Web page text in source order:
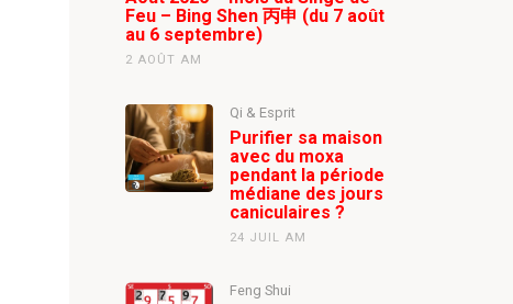
Feu – Bing Shen 丙申 (du 7 août
au 6 septembre)
2 AOÛT AM
Qi & Esprit
Purifier sa maison
avec du moxa
pendant la période
médiane des jours
caniculaires ?
24 JUIL AM
Feng Shui